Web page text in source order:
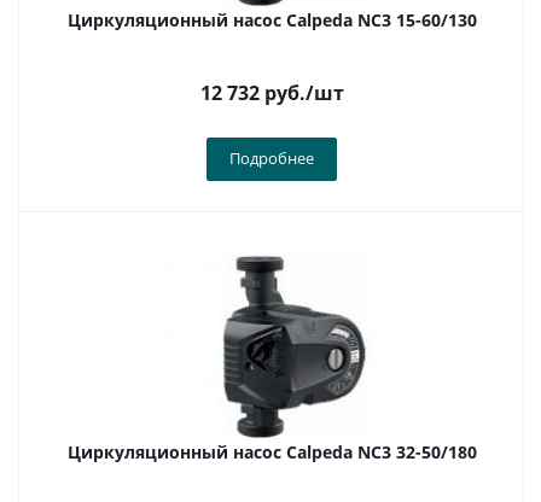
Циркуляционный насос Calpeda NC3 15-60/130
12 732руб./шт
Подробнее
Циркуляционный насос Calpeda NC3 32-50/180